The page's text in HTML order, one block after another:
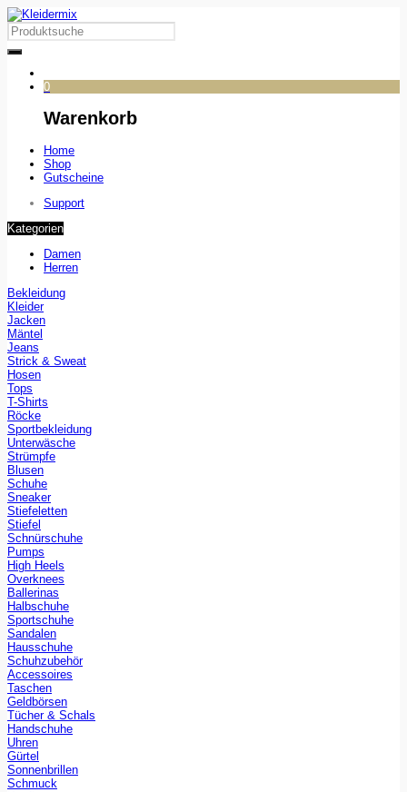
0
Warenkorb
Home
Shop
Gutscheine
Support
Kategorien
Damen
Herren
Bekleidung
Kleider
Jacken
Mäntel
Jeans
Strick & Sweat
Hosen
Tops
T-Shirts
Röcke
Sportbekleidung
Unterwäsche
Strümpfe
Blusen
Schuhe
Sneaker
Stiefeletten
Stiefel
Schnürschuhe
Pumps
High Heels
Overknees
Ballerinas
Halbschuhe
Sportschuhe
Sandalen
Hausschuhe
Schuhzubehör
Accessoires
Taschen
Geldbörsen
Tücher & Schals
Handschuhe
Uhren
Gürtel
Sonnenbrillen
Schmuck